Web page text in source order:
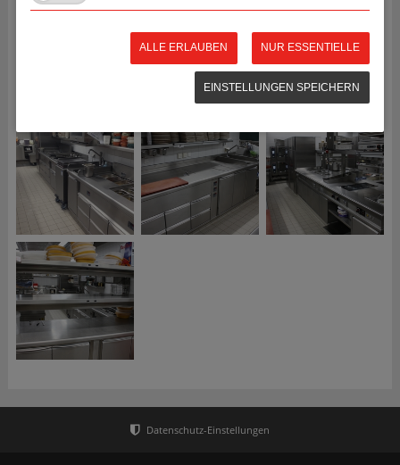
ALLE ERLAUBEN NUR ESSENTIELLE
EINSTELLUNGEN SPEICHERN